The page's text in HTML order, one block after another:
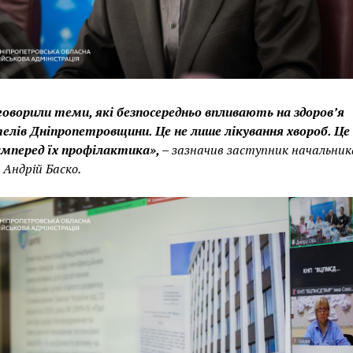
теми, які безпосередньо впливають на здоров’я
Дніпропетровщини. Це не лише лікування хвороб. Це
їх профілактика», –зазначив заступник
Баско.